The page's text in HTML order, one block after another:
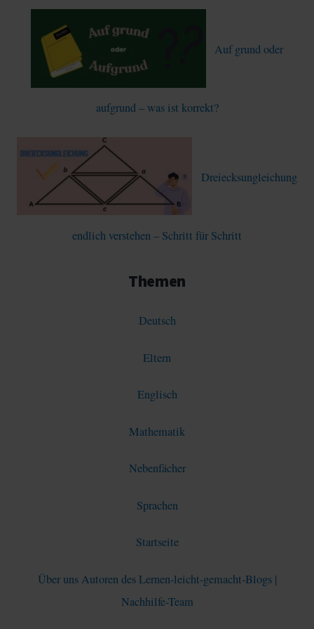
Auf grund oder
aufgrund – was ist korrekt?
Dreiecksungleichung
endlich verstehen – Schritt für Schritt
Themen
Deutsch
Eltern
Englisch
Mathematik
Nebenfächer
Sprachen
Startseite
Über uns Autoren des Lernen-leicht-gemacht-Blogs |
Nachhilfe-Team